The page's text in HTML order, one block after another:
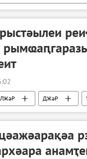
ЛЖәР ДЖәР
арратә операциа ҷыда